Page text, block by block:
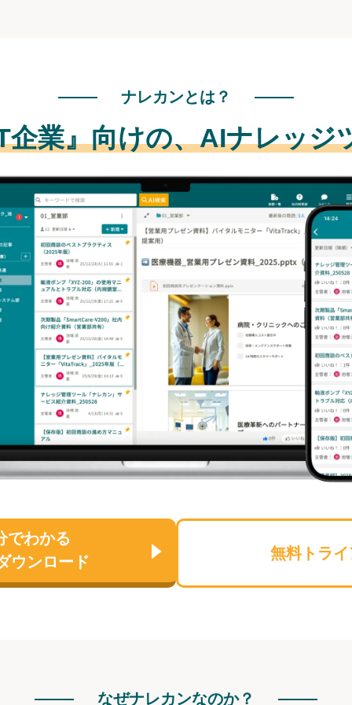
ナレカンとは？
企業』向けの、AIナレッジ
でわかる
ウンロード
無料トラ
なぜナレカンなのか？